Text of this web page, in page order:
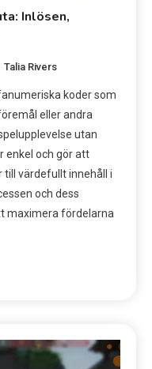
Inlösen,
Talia Rivers
koder som
eller andra
utan
enkel och gör att
till värdefullt innehåll i
och dess
maximera fördelarna